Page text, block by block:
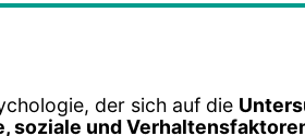
der sich auf die
soziale und